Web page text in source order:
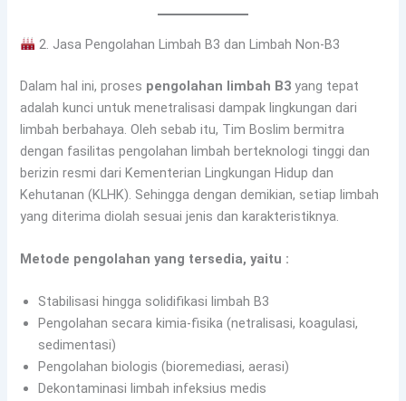
2. Jasa Pengolahan Limbah B3 dan Limbah Non-B3
Dalam hal ini, proses pengolahan limbah B3 yang tepat
adalah kunci untuk menetralisasi dampak lingkungan dari
limbah berbahaya. Oleh sebab itu, Tim Boslim bermitra
dengan fasilitas pengolahan limbah berteknologi tinggi dan
berizin resmi dari Kementerian Lingkungan Hidup dan
Kehutanan (KLHK). Sehingga dengan demikian, setiap limbah
yang diterima diolah sesuai jenis dan karakteristiknya.
Metode pengolahan yang tersedia, yaitu :
Stabilisasi hingga solidifikasi limbah B3
Pengolahan secara kimia-fisika (netralisasi, koagulasi,
sedimentasi)
Pengolahan biologis (bioremediasi, aerasi)
Dekontaminasi limbah infeksius medis